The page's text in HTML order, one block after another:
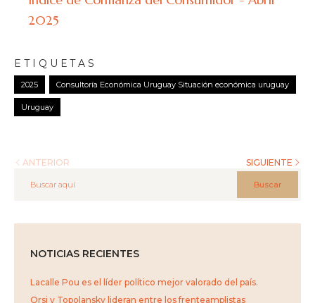
2025
ETIQUETAS
2025 Consultoría Económica Uruguay Situación económica uruguay
Uruguay
ANTERIOR SIGUIENTE
Buscar
NOTICIAS RECIENTES
Lacalle Pou es el líder político mejor valorado del país.
Orsi y Topolansky lideran entre los frenteamplistas